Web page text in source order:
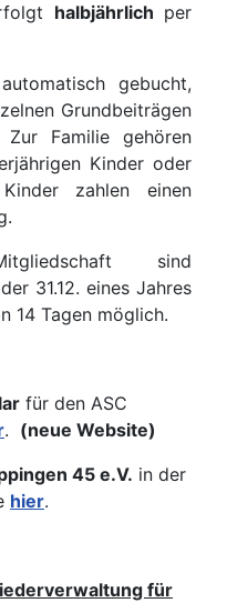
halbjährlich per
gebucht,
Grundbeiträgen
Familie gehören
Kinder oder
zahlen einen
sind
31.12. eines Jahres
14 Tagen möglich.
für den ASC
. (neue Website)
45 e.V. in der
hier.
für